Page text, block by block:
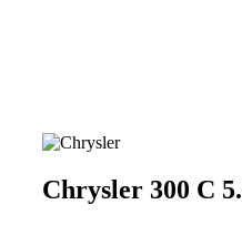
Chrysler 300 C